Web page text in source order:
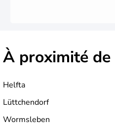
À proximité de
Helfta
Lüttchendorf
Wormsleben